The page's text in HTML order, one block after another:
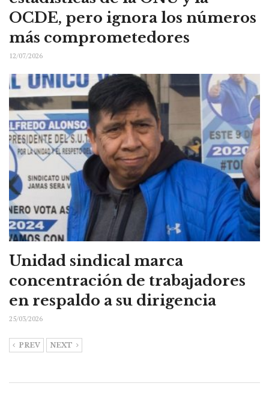
OCDE, pero ignora los números
más comprometedores
12/07/2026
Unidad sindical marca
concentración de trabajadores
en respaldo a su dirigencia
25/03/2026
PREV NEXT